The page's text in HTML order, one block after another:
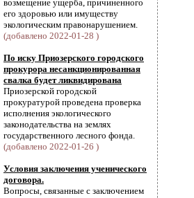
возмещение ущерба, причиненного
его здоровью или имуществу
экологическим правонарушением.
(добавлено 2022-01-28 )
По иску Приозерского городского
прокурора несанкционированная
свалка будет ликвидирована
Приозерской городской
прокуратурой проведена проверка
исполнения экологического
законодательства на землях
государственного лесного фонда.
(добавлено 2022-01-26 )
Условия заключения ученического
договора.
Вопросы, связанные с заключением